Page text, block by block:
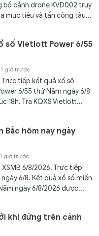
bố cảnh drone KVD002 truy
mục tiêu và tấn công tàu...
số Vietlott Power 6/55
1 giờ trước
tiếp kết quả xổ số
6/55 thứ Năm ngày 6/8
18h. Tra KQXS Vietlott...
Bắc hôm nay ngày
1 giờ trước
6/8/2026. Trực tiếp
ngày 6/8. Kết quả xổ số miền
ngày 6/8/2026 được...
khi đứng trên cánh